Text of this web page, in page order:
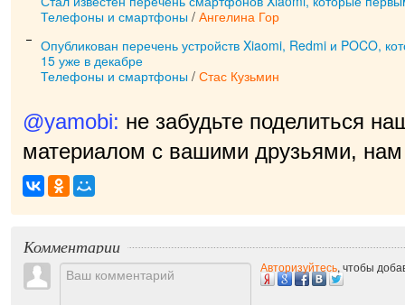
Телефоны и смартфоны / Ангелина Гор
Опубликован перечень устройств Xiaomi, Redmi и POCO,
15 уже в декабре
Телефоны и смартфоны / Стас Кузьмин
@yamobi: не забудьте поделиться
материалом с вашими друзьями, нам
Комментарии
Авторизуйтесь, чтобы